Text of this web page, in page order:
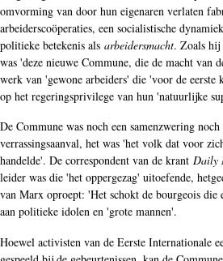
omvorming van door hun eigenaren verlaten
arbeiderscoöperaties, een socialistische
politieke betekenis als arbeidersmacht. Zoals hij
was 'deze nieuwe Commune, die de macht van
werk van 'gewone arbeiders' die 'voor de eerste
op het regeringsprivilege van hun 'natuurlijke
De Commune was noch een samenzwering
verrassingsaanval, het was 'het volk dat voor
handelde'. De correspondent van de krant Daily
leider was die 'het oppergezag' uitoefende,
van Marx oproept: 'Het schokt de bourgeois die
aan politieke idolen en 'grote mannen'.
Hoewel activisten van de Eerste Internationale